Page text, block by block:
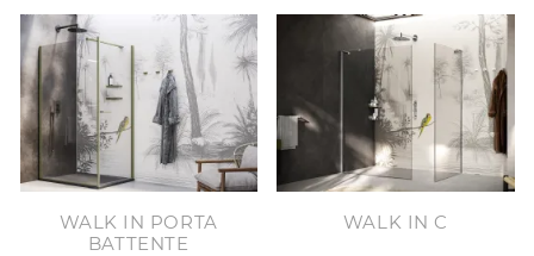
WALK IN PORTA
BATTENTE
WALK IN C